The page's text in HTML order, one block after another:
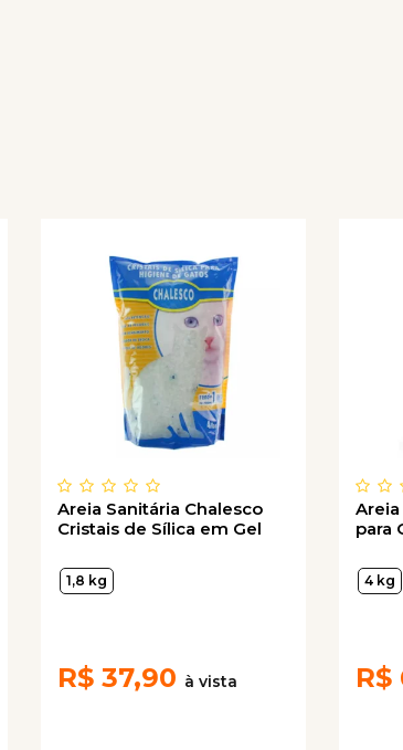
Areia Sanitária Chalesco
Cristais de Sílica em Gel
1,8 kg
R$ 37,90
Areia
para
4 kg
R$